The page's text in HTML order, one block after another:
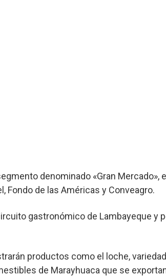
denominado «Gran Mercado»,
de las Américas y Conveagro.
gastronómico de Lambayeque y
productos como el loche,
de Marayhuaca que se